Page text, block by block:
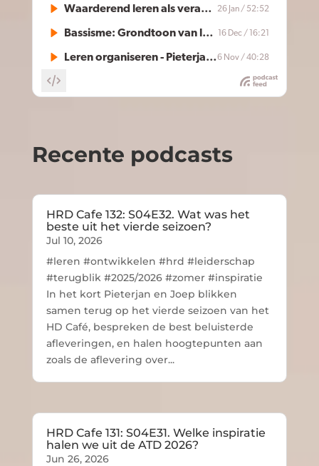
Recente podcasts
HRD Cafe 132: S04E32. Wat was het
beste uit het vierde seizoen?
Jul 10, 2026
#leren #ontwikkelen #hrd #leiderschap
#terugblik #2025/2026 #zomer #inspiratie
In het kort Pieterjan en Joep blikken
samen terug op het vierde seizoen van het
HD Café, bespreken de best beluisterde
afleveringen, en halen hoogtepunten aan
zoals de aflevering over...
HRD Cafe 131: S04E31. Welke inspiratie
halen we uit de ATD 2026?
Jun 26, 2026